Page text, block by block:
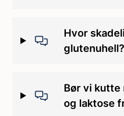
Sjokolade og godteri
Symptomer
Hvor
glutenuhell?
Bør vi kutte
og laktose